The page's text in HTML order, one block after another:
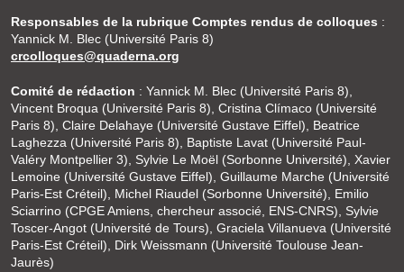
Responsables de la rubrique Comptes rendus de colloques :
Yannick M. Blec (Université Paris 8)
crcolloques@quaderna.org
Comité de rédaction : Yannick M. Blec (Université Paris 8),
Vincent Broqua (Université Paris 8), Cristina Clímaco (Université
Paris 8), Claire Delahaye (Université Gustave Eiffel), Beatrice
Laghezza (Université Paris 8), Baptiste Lavat (Université Paul-
Valéry Montpellier 3), Sylvie Le Moël (Sorbonne Université), Xavier
Lemoine (Université Gustave Eiffel), Guillaume Marche (Université
Paris-Est Créteil), Michel Riaudel (Sorbonne Université), Emilio
Sciarrino (CPGE Amiens, chercheur associé, ENS-CNRS), Sylvie
Toscer-Angot (Université de Tours), Graciela Villanueva (Université
Paris-Est Créteil), Dirk Weissmann (Université Toulouse Jean-
Jaurès)